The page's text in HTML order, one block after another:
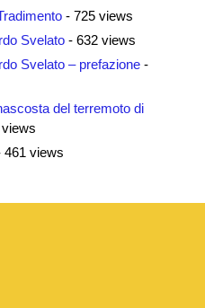
- 725 views
Svelato - 632 views
Svelato – prefazione -
del terremoto di
461 views